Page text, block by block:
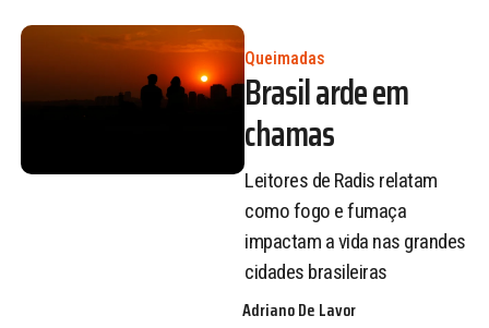
Queimadas
Brasil arde em
chamas
Leitores de Radis relatam
como fogo e fumaça
impactam a vida nas grandes
cidades brasileiras
Adriano De Lavor